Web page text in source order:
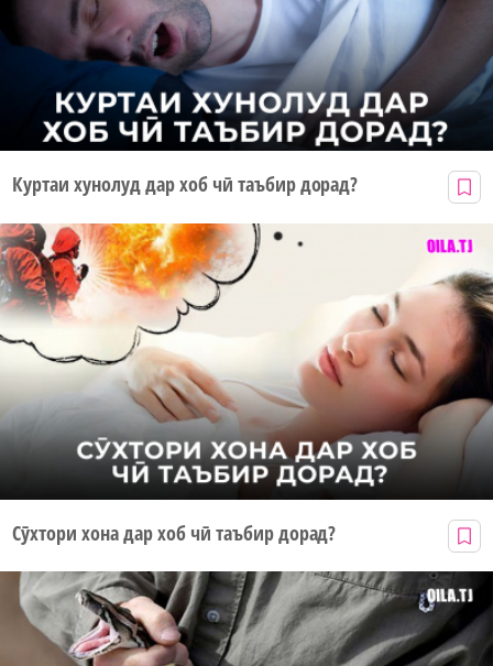
Куртаи хунолуд дар хоб чӣ таъбир дорад?
Сӯхтори хона дар хоб чӣ таъбир дорад?